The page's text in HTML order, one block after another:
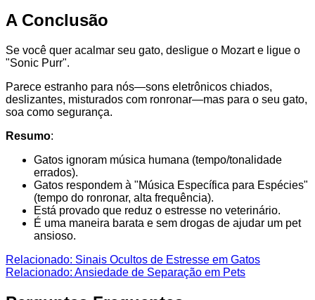
A Conclusão
Se você quer acalmar seu gato, desligue o Mozart e ligue o
"Sonic Purr".
Parece estranho para nós—sons eletrônicos chiados,
deslizantes, misturados com ronronar—mas para o seu gato,
soa como segurança.
Resumo:
Gatos ignoram música humana (tempo/tonalidade
errados).
Gatos respondem à "Música Específica para Espécies"
(tempo do ronronar, alta frequência).
Está provado que reduz o estresse no veterinário.
É uma maneira barata e sem drogas de ajudar um pet
ansioso.
Relacionado: Sinais Ocultos de Estresse em Gatos
Relacionado: Ansiedade de Separação em Pets